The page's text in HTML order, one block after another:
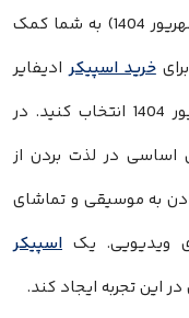
اسپیکر کامپیوتر ادیفایر (شهریور 1404) به شما کمک
ادیفایر
خود در شهریور 1404 انتخاب کنید. در
بردن از
و تماشای
یکاسپیکر
کند.